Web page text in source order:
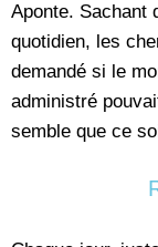
Aponte. Sachant
quotidien, les
demandé si le
administré
semble que ce